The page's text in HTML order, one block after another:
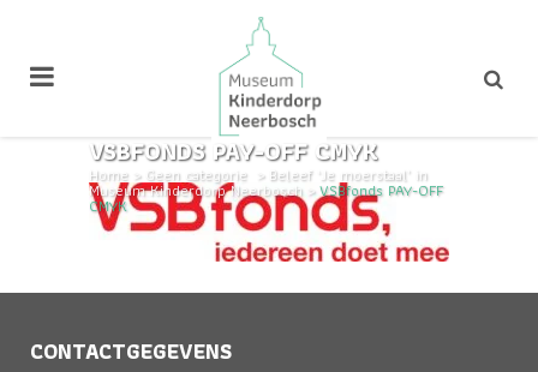
VSBFONDS PAY-OFF CMYK
Home > Geen categorie > Beleef ‘Je moerstaal’ in
Museum Kinderdorp Neerbosch>VSBfonds PAY-OFF
CMYK
CONTACTGEGEVENS